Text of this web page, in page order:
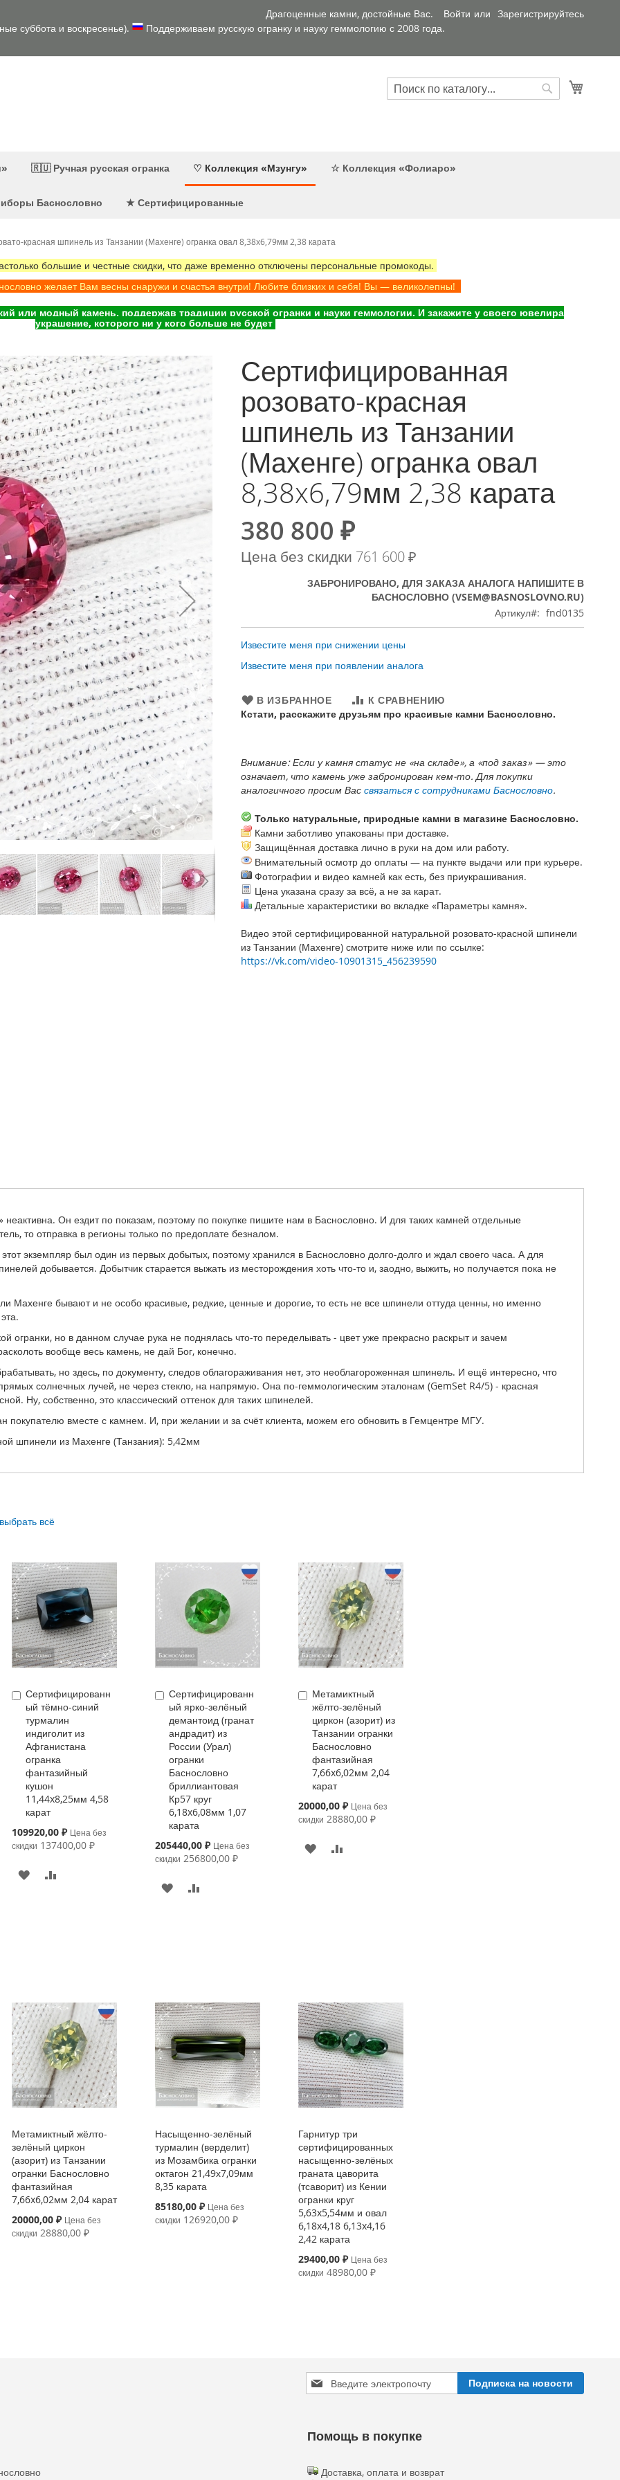
Драгоценные камни, достойные Вас. Войти
Зарегистрируйтесь
суббота и воскресенье).
Поддерживаем русскую огранку и науку геммологию с 2008 года.
Искать
Искать
🇷🇺 Ручная русская огранка ♡ Коллекция «Мзунгу» ☆ Коллекция «Фолиаро»
Баснословно ★ Сертифицированные
красная шпинель из Танзании (Махенге) огранка овал 8,38x6,79мм 2,38 карата
большие и честные скидки, что даже временно отключены персональные промокоды.
желает Вам весны снаружи и счастья внутри! Любите близких и себя! Вы — великолепны!
или модный камень, поддержав традиции русской огранки и науки геммологии. И закажите у своего ювелира
украшение, которого ни у кого больше не будет
Сертифицированная
розовато-красная
шпинель из Танзании
(Махенге) огранка овал
8,38x6,79мм 2,38 карата
Special
Price
380 800 ₽
Цена без скидки 761 600 ₽
ЗАБРОНИРОВАНО, ДЛЯ ЗАКАЗА АНАЛОГА НАПИШИТЕ В
БАСНОСЛОВНО (VSEM@BASNOSLOVNO.RU)
Артикул
fnd0135
Известите меня при снижении цены
Известите меня при появлении аналога
В ИЗБРАННОЕ
К СРАВНЕНИЮ
Кстати, расскажите друзьям про красивые камни Баснословно.
Внимание: Если у камня статус не «на складе», а «под заказ» — это
означает, что камень уже забронирован кем-то. Для покупки
аналогичного просим Вас связаться с сотрудниками Баснословно.
Только натуральные, природные камни в магазине Баснословно.
Камни заботливо упакованы при доставке.
Защищённая доставка лично в руки на дом или работу.
Внимательный осмотр до оплаты — на пункте выдачи или при курьере.
Фотографии и видео камней как есть, без приукрашивания.
Цена указана сразу за всё, а не за карат.
Детальные характеристики во вкладке «Параметры камня».
Видео этой сертифицированной натуральной розовато-красной шпинели
из Танзании (Махенге) смотрите ниже или по ссылке:
https://vk.com/video-10901315_456239590
неактивна. Он ездит по показам, поэтому по покупке пишите нам в Баснословно. И для таких камней отдельные
то отправка в регионы только по предоплате безналом.
экземпляр был один из первых добытых, поэтому хранился в Баснословно долго-долго и ждал своего часа. А для
добывается. Добытчик старается выжать из месторождения хоть что-то и, заодно, выжить, но получается пока не
Махенге бывают и не особо красивые, редкие, ценные и дорогие, то есть не все шпинели оттуда ценны, но именно
огранки, но в данном случае рука не поднялась что-то переделывать - цвет уже прекрасно раскрыт и зачем
вообще весь камень, не дай Бог, конечно.
но здесь, по документу, следов облагораживания нет, это необлагороженная шпинель. И ещё интересно, что
солнечных лучей, не через стекло, на напрямую. Она по-геммологическим эталонам (GemSet R4/5) - красная
Ну, собственно, это классический оттенок для таких шпинелей.
покупателю вместе с камнем. И, при желании и за счёт клиента, можем его обновить в Гемцентре МГУ.
шпинели из Махенге (Танзания): 5,42мм
выбрать всё
Сертифицированн
ый тёмно-синий
турмалин
индиголит из
Афганистана
огранка
фантазийный
кушон
11,44x8,25мм 4,58
карат
Special
109920,00 ₽ Цена без
скидки 137400,00 ₽
Купить
В
Сертифицированн
ый ярко-зелёный
демантоид (гранат
андрадит) из
России (Урал)
огранки
Баснословно
бриллиантовая
Кр57 круг
6,18x6,08мм 1,07
карата
Special
205440,00 ₽ Цена без
скидки 256800,00 ₽
Купить
В
Метамиктный
жёлто-зелёный
циркон (азорит) из
Танзании огранки
Баснословно
фантазийная
7,66x6,02мм 2,04
карат
Special
20000,00 ₽ Цена без
скидки 28880,00 ₽
Купить
В
Метамиктный жёлто-
зелёный циркон
(азорит) из Танзании
огранки Баснословно
фантазийная
7,66x6,02мм 2,04 карат
Special
20000,00 ₽ Цена без
скидки 28880,00 ₽
Насыщенно-зелёный
турмалин (верделит)
из Мозамбика огранки
октагон 21,49х7,09мм
8,35 карата
Special
85180,00 ₽ Цена без
скидки 126920,00 ₽
Гарнитур три
сертифицированных
насыщенно-зелёных
граната цаворита
(тсаворит) из Кении
огранки круг
5,63x5,54мм и овал
6,18x4,18 6,13x4,16
2,42 карата
Special
29400,00 ₽ Цена без
скидки 48980,00 ₽
Sign
Up
Newsletter:
Подписка на новости
Помощь в покупке
Доставка, оплата и возврат